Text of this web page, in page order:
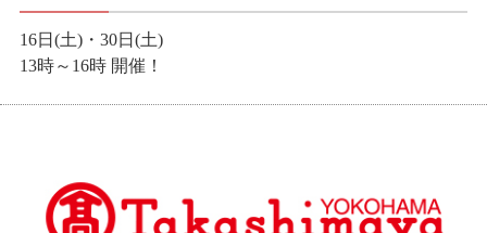
16日(土)・30日(土)
13時～16時 開催！